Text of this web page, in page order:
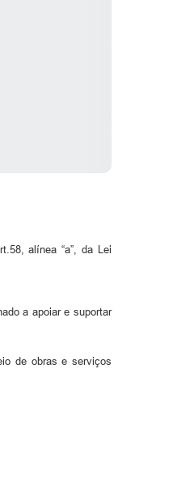
alínea “a”, da Lei
a apoiar e suportar
de obras e serviços